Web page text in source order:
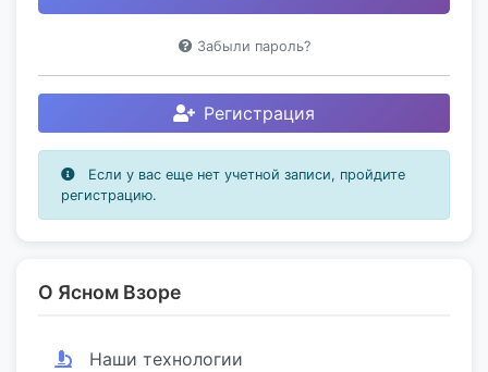
Забыли пароль?
Регистрация
Если у вас еще нет учетной записи, пройдите
регистрацию.
О Ясном Взоре
Наши технологии